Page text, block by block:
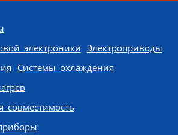
электроники Электроприводы
Системы охлаждения
совместимость